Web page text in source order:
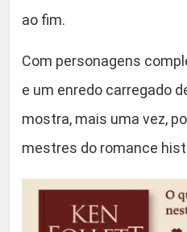
)
-
K
e
ao fim.
Com personagens
e um enredo carregado
mostra, mais uma vez,
mestres do romance